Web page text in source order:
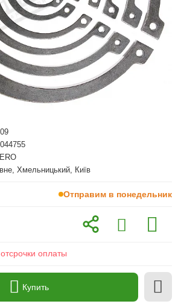
Хмельницький, Київ
Отправим в понедельник
оплаты
Купить